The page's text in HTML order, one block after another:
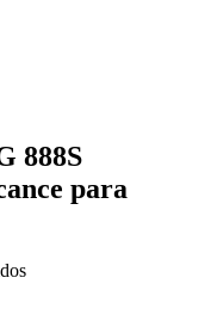
888S
para